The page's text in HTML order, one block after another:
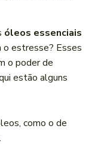
óleos essenciais
o estresse? Esses
o poder de
estão alguns
como o de